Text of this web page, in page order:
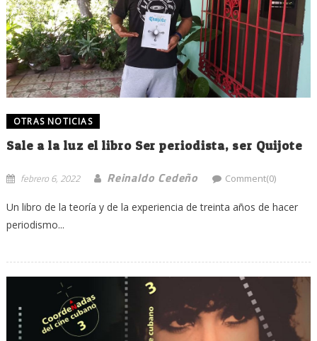
OTRAS NOTICIAS
Sale a la luz el libro Ser periodista, ser Quijote
febrero 6, 2022 Reinaldo Cedeño Comment(0)
Un libro de la teoría y de la experiencia de treinta años de hacer
periodismo...